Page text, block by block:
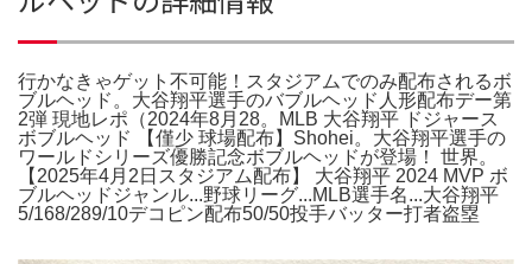
行かなきゃゲット不可能！スタジアムでのみ配布されるボ
ブルヘッド。大谷翔平選手のバブルヘッド人形配布デー第
2弾 現地レポ（2024年8月28。MLB 大谷翔平 ドジャース
ボブルヘッド 【僅少 球場配布】Shohei。大谷翔平選手の
ワールドシリーズ優勝記念ボブルヘッドが登場！ 世界。
【2025年4月2日スタジアム配布】 大谷翔平 2024 MVP ボ
ブルヘッドジャンル...野球リーグ...MLB選手名...大谷翔平
5/168/289/10デコピン配布50/50投手バッター打者盗塁